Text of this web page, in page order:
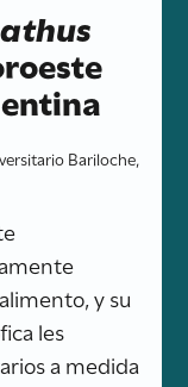
Bariloche,
y su
les
a medida